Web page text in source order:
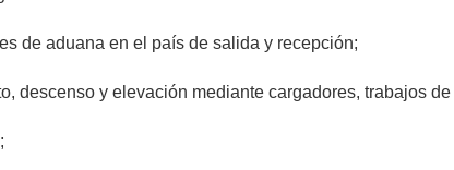
de aduana en el país de salida y recepción;
descenso y elevación mediante cargadores, trabajos de